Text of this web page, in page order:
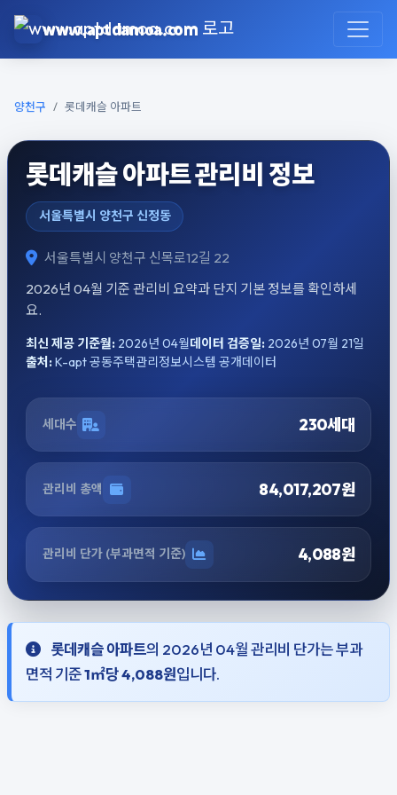
www.aptdamoa.com
양천구 롯데캐슬 아파트
롯데캐슬 아파트 관리비 정보
서울특별시 양천구 신정동
서울특별시 양천구 신목로12길 22
2026년 04월 기준 관리비 요약과 단지 기본 정보를 확인하세
요.
최신 제공 기준월: 2026년 04월데이터 검증일: 2026년 07월 21일
출처:K-apt 공동주택관리정보시스템 공개데이터
세대수 230세대
관리비 총액 84,017,207원
관리비 단가 (부과면적 기준) 4,088원
롯데캐슬 아파트의 2026년 04월 관리비 단가는 부과
면적 기준1㎡당 4,088원입니다.